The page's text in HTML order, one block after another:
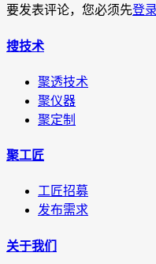
要发表评论，您必须先登录
搜技术
聚透技术
聚仪器
聚定制
聚工匠
工匠招募
发布需求
关于我们